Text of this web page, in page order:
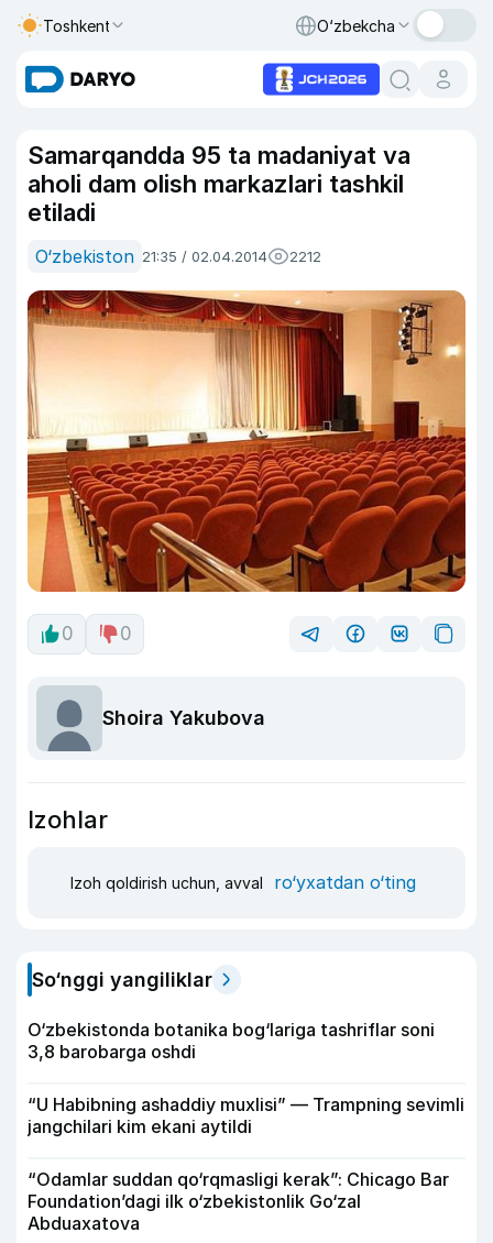
Toshkent O‘zbekcha
Samarqandda 95 ta madaniyat va
aholi dam olish markazlari tashkil
etiladi
O‘zbekiston 21:35 / 02.04.2014 2212
0 0
Shoira Yakubova
Izohlar
Izoh qoldirish uchun, avval ro‘yxatdan o‘ting
So‘nggi yangiliklar
O‘zbekistonda botanika bog‘lariga tashriflar soni
3,8 barobarga oshdi
“U Habibning ashaddiy muxlisi” — Trampning sevimli
jangchilari kim ekani aytildi
“Odamlar suddan qo‘rqmasligi kerak”: Chicago Bar
Foundation’dagi ilk o‘zbekistonlik Go‘zal
Abduaxatova